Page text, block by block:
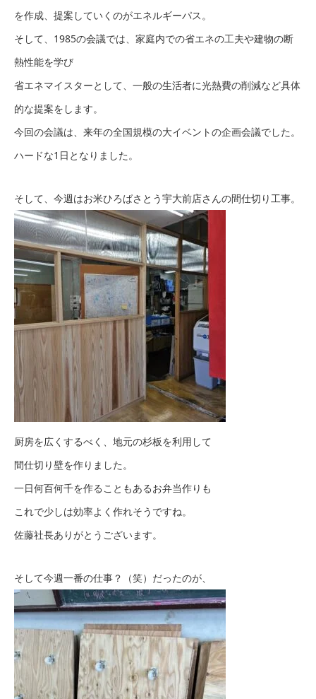
を作成、提案していくのがエネルギーパス。
そして、1985の会議では、家庭内での省エネの工夫や建物の断
熱性能を学び
省エネマイスターとして、一般の生活者に光熱費の削減など具体
的な提案をします。
今回の会議は、来年の全国規模の大イベントの企画会議でした。
ハードな1日となりました。
そして、今週はお米ひろばさとう宇大前店さんの間仕切り工事。
厨房を広くするべく、地元の杉板を利用して
間仕切り壁を作りました。
一日何百何千を作ることもあるお弁当作りも
これで少しは効率よく作れそうですね。
佐藤社長ありがとうございます。
そして今週一番の仕事？（笑）だったのが、